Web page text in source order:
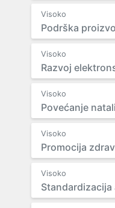
Visoko
Podrška
Visoko
Razvoj
Visoko
Povećanje
Visoko
Promocija
Visoko